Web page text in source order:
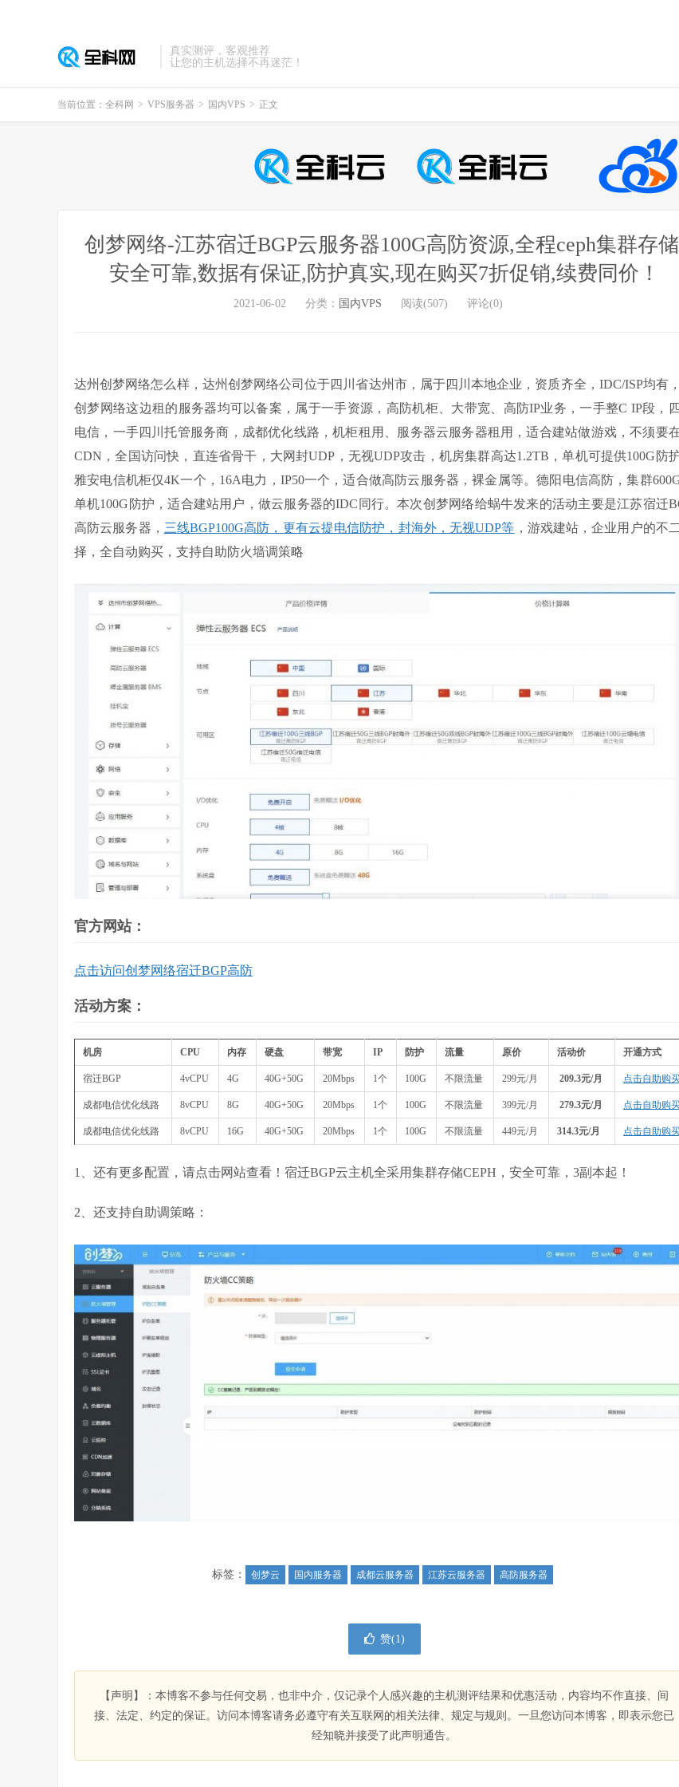
真实测评，客观推荐
让您的主机选择不再迷茫！
当前位置： 全科网 > VPS服务器 > 国内VPS > 正文
创梦网络-江苏宿迁BGP云服务器100G高防资源,全程ceph集群存
安全可靠,数据有保证,防护真实,现在购买7折促销,续费同价！
2021-06-02 分类： 国内VPS 阅读(507) 评论(0)
达州创梦网络怎么样，达州创梦网络公司位于四川省达州市，属于四川本地企业，资质齐全，IDC/ISP均有
创梦网络这边租的服务器均可以备案，属于一手资源，高防机柜、大带宽、高防IP业务，一手整C IP段，四
电信，一手四川托管服务商，成都优化线路，机柜租用、服务器云服务器租用，适合建站做游戏，不须要
CDN，全国访问快，直连省骨干，大网封UDP，无视UDP攻击，机房集群高达1.2TB，单机可提供100G防护
雅安电信机柜仅4K一个，16A电力，IP50一个，适合做高防云服务器，裸金属等。德阳电信高防，集群600G
单机100G防护，适合建站用户，做云服务器的IDC同行。本次创梦网络给蜗牛发来的活动主要是江苏宿迁
高防云服务器， 三线BGP100G高防，更有云提电信防护，封海外，无视UDP等 ，游戏建站，企业用户的不
择，全自动购买，支持自助防火墙调策略
官方网站：
点击访问创梦网络宿迁BGP高防
活动方案：
机房 CPU 内存 硬盘 带宽 IP 防护 流量 原价 活动价 开通方式
宿迁BGP 4vCPU 4G 40G+50G 20Mbps 1个 100G 不限流量 299元/月 209.3元/月 点击自助购
成都电信优化线路 8vCPU 8G 40G+50G 20Mbps 1个 100G 不限流量 399元/月 279.3元/月 点击自助购
成都电信优化线路 8vCPU 16G 40G+50G 20Mbps 1个 100G 不限流量 449元/月 314.3元/月 点击自助购
1、还有更多配置，请点击网站查看！宿迁BGP云主机全采用集群存储CEPH，安全可靠，3副本起！
2、还支持自助调策略：
标签： 创梦云 国内服务器 成都云服务器 江苏云服务器 高防服务器
赞(1)
【声明】：本博客不参与任何交易，也非中介，仅记录个人感兴趣的主机测评结果和优惠活动，内容均不作直接、间
接、法定、约定的保证。访问本博客请务必遵守有关互联网的相关法律、规定与规则。一旦您访问本博客，即表示您已
经知晓并接受了此声明通告。